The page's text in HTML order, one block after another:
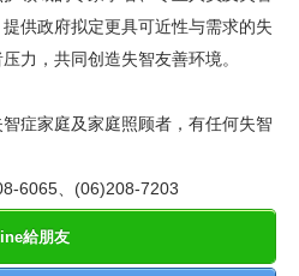
供政府拟定更具可近性与需求的失
力，共同创造失智友善环境。
症家庭及家庭照顾者，有任何失智
6065、(06)208-7203
給朋友